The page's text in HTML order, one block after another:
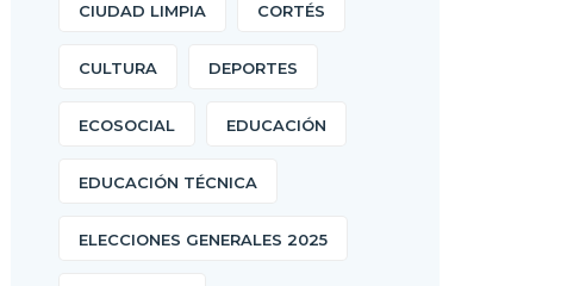
CIUDAD LIMPIA CORTÉS
CULTURA DEPORTES
ECOSOCIAL EDUCACIÓN
EDUCACIÓN TÉCNICA
ELECCIONES GENERALES 2025